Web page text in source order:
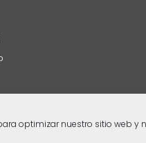
optimizar nuestro sitio web y